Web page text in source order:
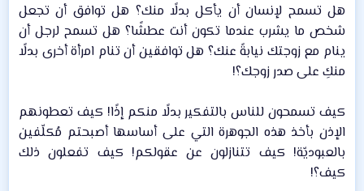
هل تسمح لإنسان أن يأكل بدلًا منك؟ هل توافق أن تجعل
شخص ما يشرب عندما تكون أنت عطشًا؟ هل تسمح لرجل أن
ينام مع زوجتك نيابةً عنك؟ هل توافقين أن تنام امرأة أخرى بدلًا
منكِ على صدر زوجك؟!​
كيف تسمحون للناس بالتفكير بدلًا منكم إذًا! كيف تعطونهم
الإذن بأخذ هذه الجوهرة التي على أساسها أصبحتم مُكلّفين
بالعبوديّة! كيف تتنازلون عن عقولكم! كيف تفعلون ذلك
كيف؟!​